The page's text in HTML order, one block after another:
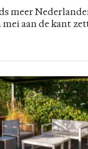
meer
aan de kant